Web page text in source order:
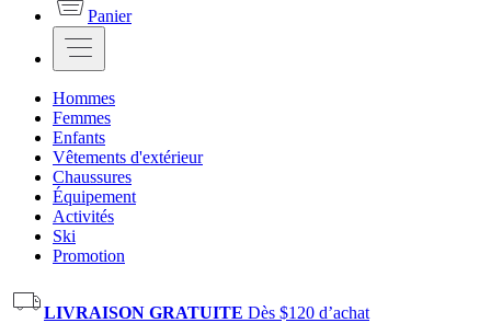
Panier
Hommes
Femmes
Enfants
Vêtements d'extérieur
Chaussures
Équipement
Activités
Ski
Promotion
LIVRAISON GRATUITE Dès $120 d’achat